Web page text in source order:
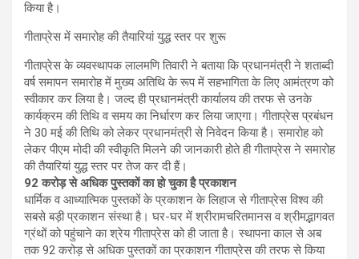
किया है।
गीताप्रेस में समारोह की तैयारियां युद्ध स्तर पर शुरू
गीताप्रेस के व्यवस्थापक लालमणि तिवारी ने बताया कि प्रधानमंत्री ने शताब्दी
वर्ष समापन समारोह में मुख्य अतिथि के रूप में सहभागिता के लिए आमंत्रण को
स्वीकार कर लिया है। जल्द ही प्रधानमंत्री कार्यालय की तरफ से उनके
कार्यक्रम की तिथि व समय का निर्धारण कर लिया जाएगा। गीताप्रेस प्रबंधन
ने 30 मई की तिथि को लेकर प्रधानमंत्री से निवेदन किया है। समारोह को
लेकर पीएम मोदी की स्वीकृति मिलने की जानकारी होते ही गीताप्रेस ने समारोह
की तैयारियां युद्ध स्तर पर तेज कर दी हैं।
92 करोड़ से अधिक पुस्तकों का हो चुका है प्रकाशन
धार्मिक व आध्यात्मिक पुस्तकों के प्रकाशन के लिहाज से गीताप्रेस विश्व की
सबसे बड़ी प्रकाशन संस्था है। घर-घर में श्रीरामचरितमानस व श्रीमद्भागवत
ग्रंथों को पहुंचाने का श्रेय गीताप्रेस को ही जाता है। स्थापना काल से अब
तक 92 करोड़ से अधिक पुस्तकों का प्रकाशन गीताप्रेस की तरफ से किया